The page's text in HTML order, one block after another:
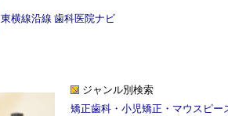
東横線沿線 歯科医院ナビ
ジャンル別検索
矯正歯科 ・ 小児矯正 ・ マウスピー